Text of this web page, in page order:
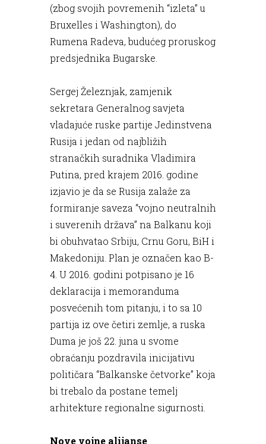
(zbog svojih povremenih “izleta” u
Bruxelles i Washington), do
Rumena Radeva, budućeg proruskog
predsjednika Bugarske.
Sergej Železnjak, zamjenik
sekretara Generalnog savjeta
vladajuće ruske partije Jedinstvena
Rusija i jedan od najbližih
stranačkih suradnika Vladimira
Putina, pred krajem 2016. godine
izjavio je da se Rusija zalaže za
formiranje saveza “vojno neutralnih
i suverenih država” na Balkanu koji
bi obuhvatao Srbiju, Crnu Goru, BiH i
Makedoniju. Plan je označen kao B-
4. U 2016. godini potpisano je 16
deklaracija i memoranduma
posvećenih tom pitanju, i to sa 10
partija iz ove četiri zemlje, a ruska
Duma je još 22. juna u svome
obraćanju pozdravila inicijativu
političara “Balkanske četvorke” koja
bi trebalo da postane temelj
arhitekture regionalne sigurnosti.
Nove vojne alijanse